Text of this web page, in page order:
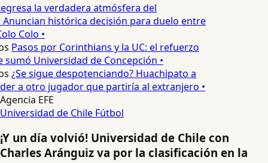
la verdadera atmósfera del
histórica decisión para duelo entre
Colo •
Pasos por Corinthians y la UC: el refuerzo
Universidad de Concepción •
¿Se sigue despotenciando? Huachipato a
a otro jugador que partiría al extranjero •
Agencia EFE
Universidad de Chile Fútbol
¡Y un día volvió! Universidad de Chile con
Charles Aránguiz va por la clasificación en la